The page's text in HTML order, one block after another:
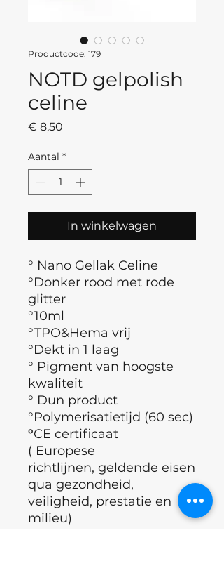
Productcode: 179
NOTD gelpolish
celine
€ 8,50
Aantal *
In winkelwagen
° Nano Gellak Celine
°Donker rood met rode
glitter
°10ml
°TPO&Hema vrij
°Dekt in 1 laag
° Pigment van hoogste
kwaliteit
° Dun product
°Polymerisatietijd (60 sec)
°CE certificaat
( Europese
richtlijnen, geldende eisen
qua gezondheid,
veiligheid, prestatie en
milieu)